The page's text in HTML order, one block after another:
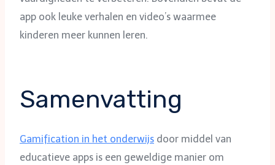
app ook leuke verhalen en video’s waarmee
kinderen meer kunnen leren.
Samenvatting
Gamification in het onderwijs door middel van
educatieve apps is een geweldige manier om